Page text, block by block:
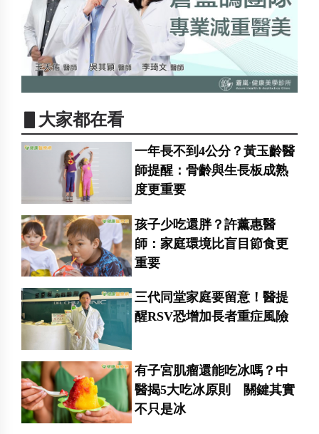
▋大家都在看
一年長不到4公分？黃玉齡醫
師提醒：骨齡與生長板成熟
度更重要
孩子少吃還胖？許薰惠醫
師：家庭環境比盲目節食更
重要
三代同堂家庭要留意！醫提
醒RSV恐增加長者重症風險
有子宮肌瘤還能吃冰嗎？中
醫揭5大吃冰原則 關鍵其實
不只是冰